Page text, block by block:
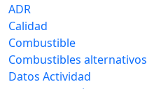
ADR
Calidad
Combustible
Combustibles alternativos
Datos Actividad